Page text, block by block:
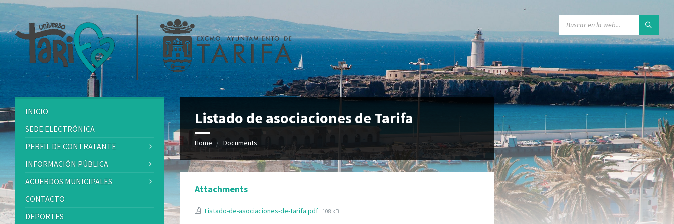
Listado de asociaciones de Tarifa
Home Documents
Attachments
Listado-de-asociaciones-de-Tarifa.pdf 108 kB
INICIO
SEDE ELECTRÓNICA
PERFIL DE CONTRATANTE
INFORMACIÓN PÚBLICA
ACUERDOS MUNICIPALES
CONTACTO
DEPORTES